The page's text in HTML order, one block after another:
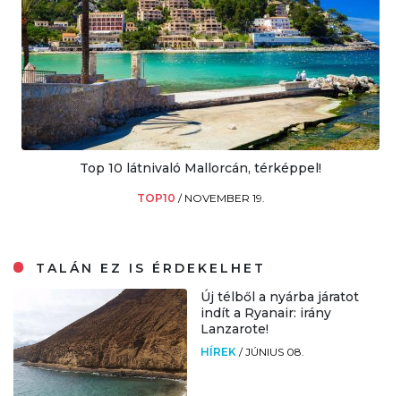
Top 10 látnivaló Mallorcán, térképpel!
TOP10 / NOVEMBER 19.
TALÁN EZ IS ÉRDEKELHET
Új télből a nyárba járatot
indít a Ryanair: irány
Lanzarote!
HÍREK /JÚNIUS 08.